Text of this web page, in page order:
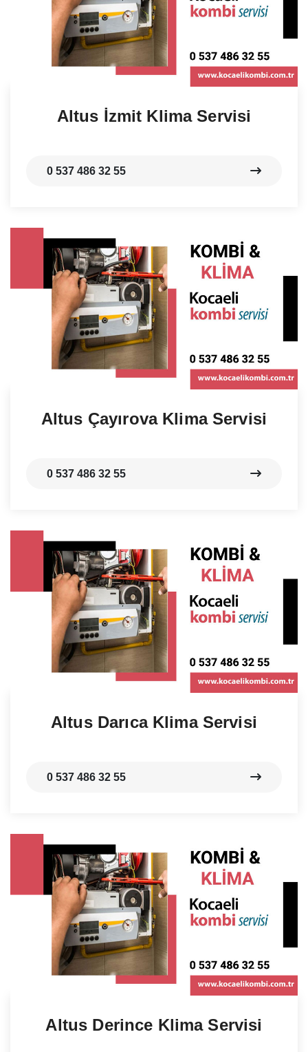
Altus İzmit Klima Servisi
0 537 486 32 55
Altus Çayırova Klima Servisi
0 537 486 32 55
Altus Darıca Klima Servisi
0 537 486 32 55
Altus Derince Klima Servisi